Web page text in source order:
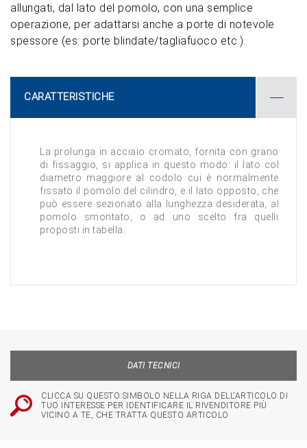
allungati, dal lato del pomolo, con una semplice
operazione, per adattarsi anche a porte di notevole
spessore (es. porte blindate/tagliafuoco etc.).
CARATTERISTICHE
La prolunga in acciaio cromato, fornita con grano
di fissaggio, si applica in questo modo: il lato col
diametro maggiore al codolo cui è normalmente
fissato il pomolo del cilindro, e il lato opposto, che
può essere sezionato alla lunghezza desiderata, al
pomolo smontato, o ad uno scelto fra quelli
proposti in tabella.
DATI TECNICI
CLICCA SU QUESTO SIMBOLO NELLA RIGA DELL'ARTICOLO DI
TUO INTERESSE PER IDENTIFICARE IL RIVENDITORE PIÙ
VICINO A TE, CHE TRATTA QUESTO ARTICOLO